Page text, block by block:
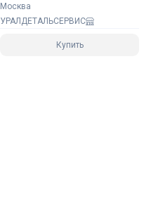
Москва
УРАЛДЕТАЛЬСЕРВИС
Купить